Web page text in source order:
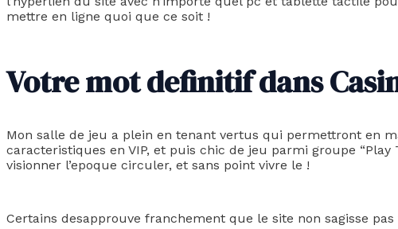
mettre en ligne quoi que ce soit !
Votre mot definitif dans
Mon salle de jeu a plein en tenant vertus qui permettront en
caracteristiques en VIP, et puis chic de jeu parmi groupe
visionner l’epoque circuler, et sans point vivre le !
Certains desapprouve franchement que le site non sagisse